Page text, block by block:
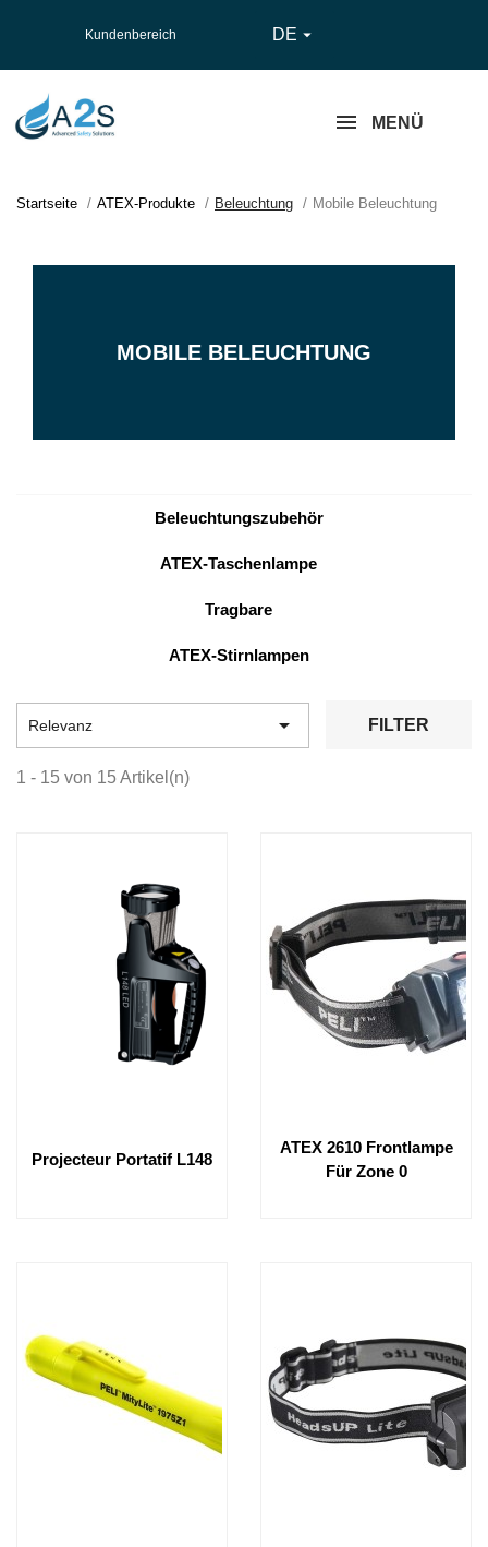
Kundenbereich DE 
MENÜ
Startseite ATEX-Produkte Beleuchtung Mobile Beleuchtung
MOBILE BELEUCHTUNG
Beleuchtungszubehör
ATEX-Taschenlampe
Tragbare
ATEX-Stirnlampen
Relevanz  FILTER
1 - 15 von 15 Artikel(n)
Projecteur Portatif L148
ATEX 2610 Frontlampe
Für Zone 0